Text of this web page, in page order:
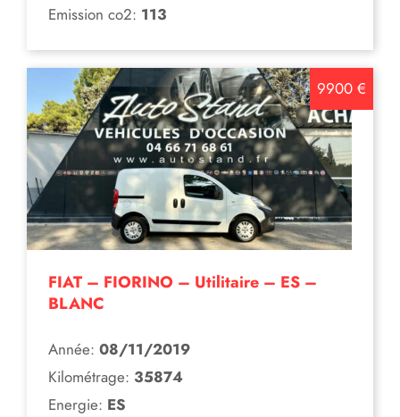
Emission co2: 113
FIAT – FIORINO – Utilitaire – ES –
BLANC
9900 €
Année: 08/11/2019
Kilométrage: 35874
Energie: ES